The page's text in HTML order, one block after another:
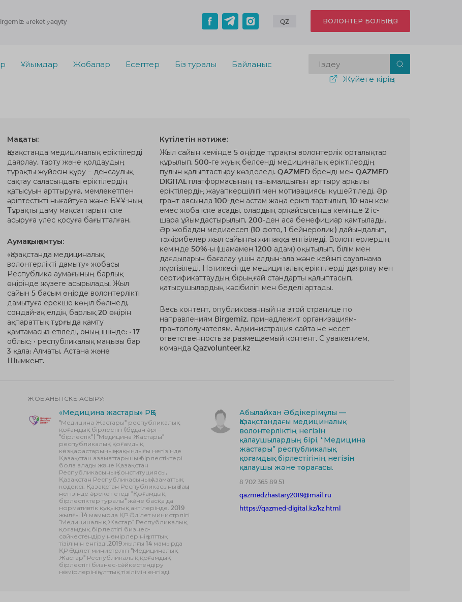
áreket ýaqyty QZ ВОЛОНТЕР БОЛЫҢЫЗ
Ұйымдар Жобалар Есептер Біз туралы
Байланыс
Жүйеге кіріңіз
Мақсаты:
Қазақстанда медициналық еріктілерді
даярлау, тарту және қолдаудың
тұрақты жүйесін құру – денсаулық
сақтау саласындағы еріктілердің
қатысуын арттыруға, мемлекетпен
әріптестікті нығайтуға және БҰҰ-ның
Тұрақты даму мақсаттарын іске
асыруға үлес қосуға бағытталған.
Аумақтық қамтуы:
«Қазақстанда медициналық
волонтерлікті дамыту» жобасы
Республика аумағының барлық
өңірінде жүзеге асырылады. Жыл
сайын 5 басым өңірде волонтерлікті
дамытуға ерекше көңіл бөлінеді,
сондай-ақ елдің барлық 20 өңірін
ақпараттық тұрғыда қамту
қамтамасыз етіледі, оның ішінде: • 17
облыс; • республикалық маңызы бар
3 қала: Алматы, Астана және
Шымкент.
Күтілетін нәтиже:
Жыл сайын кемінде 5 өңірде тұрақты волонтерлік орталықтар
құрылып, 500-ге жуық белсенді медициналық еріктілердің
пулын қалыптастыру көзделеді. QAZMED бренді мен QAZMED
DIGITAL платформасының танымалдығын арттыру арқылы
еріктілердің жауапкершілігі мен мотивациясы күшейтіледі. Әр
грант аясында 100-ден астам жаңа ерікті тартылып, 10-нан кем
емес жоба іске асады, олардың әрқайсысында кемінде 2 іс-
шара ұйымдастырылып, 200-ден аса бенефициар қамтылады.
Әр жобадан медиаесеп (10 фото, 1 бейнеролик) дайындалып,
тәжірибелер жыл сайынғы жинаққа енгізіледі. Волонтерлердің
кемінде 50%-ы (шамамен 1200 адам) оқытылып, білім мен
дағдыларын бағалау үшін алдын-ала және кейінгі сауалнама
жүргізіледі. Нәтижесінде медициналық еріктілерді даярлау мен
сертификаттаудың бірыңғай стандарты қалыптасып,
қатысушылардың кәсібилігі мен беделі артады.
Весь контент, опубликованный на этой странице по
направлениям Birgemiz, принадлежит организациям-
грантополучателям. Администрация сайта не несет
ответственность за размещаемый контент. С уважением,
команда Qazvolunteer.kz
ЖОБАНЫ ІСКЕ АСЫРУ:
«Медицина жастары» РҚБ
"Медицина Жастары" республикалық
қоғамдық бірлестігі (бұдан әрі –
"бірлестік") "Медицина Жастары"
республикалық қоғамдық
көзқарастарының жақындығы негізінде
Қазақстан азаматтарының бірлестіктері
бола алады және Қазақстан
Республикасының Конституциясы,
Қазақстан Республикасының Азаматтық
кодексі, Қазақстан Республикасының Заңы
негізінде әрекет етеді "Қоғамдық
бірлестіктер туралы" және басқа да
нормативтік құқықтық актілерінде. 2019
жылғы 14 мамырда ҚР Әділет министрлігі
"Медициналық Жастар" Республикалық
қоғамдық бірлестігі бизнес-
сәйкестендіру нөмірлерінің ұлттық
тізілімін енгізді.2019 жылғы 14 мамырда
ҚР Әділет министрлігі "Медициналық
Жастар" Республикалық қоғамдық
бірлестігі бизнес-сәйкестендіру
нөмірлерінің ұлттық тізілімін енгізді.
Абылайхан Әбдікерімұлы —
Қазақстандағы медициналық
волонтерліктің негізін
қалаушылардың бірі, “Медицина
жастары” республикалық
қоғамдық бірлестігінің негізін
қалаушы және төрағасы.
8 702 365 89 51
qazmedzhastary2019@mail.ru
https://qazmed-digital.kz/kz.html